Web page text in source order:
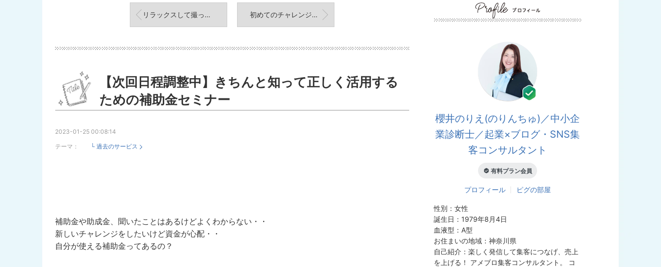
リラックスして撮ってもらうことができました！！ 〜スタジオ写真撮影会感想 初めてのチャレンジ！ライブ配信で公開コンサル、開催しました！
【次回日程調整中】きちんと知って正しく活用する
ための補助金セミナー
2023-01-25 00:08:14
テーマ：
└ 過去のサービス
補助金や助成金、聞いたことはあるけどよくわからない・・
新しいチャレンジをしたいけど資金が心配・・
自分が使える補助金ってあるの？
櫻井のりえ(のりんちゅ)／中小企
業診断士／起業×ブログ・SNS集
客コンサルタント
有料プラン会員
プロフィール ピグの部屋
性別： 女性
誕生日： 1979年8月4日
血液型： A型
お住まいの地域： 神奈川県
自己紹介： 楽しく発信して集客につなげ、売上
を上げる！ アメブロ集客コンサルタント。 コ